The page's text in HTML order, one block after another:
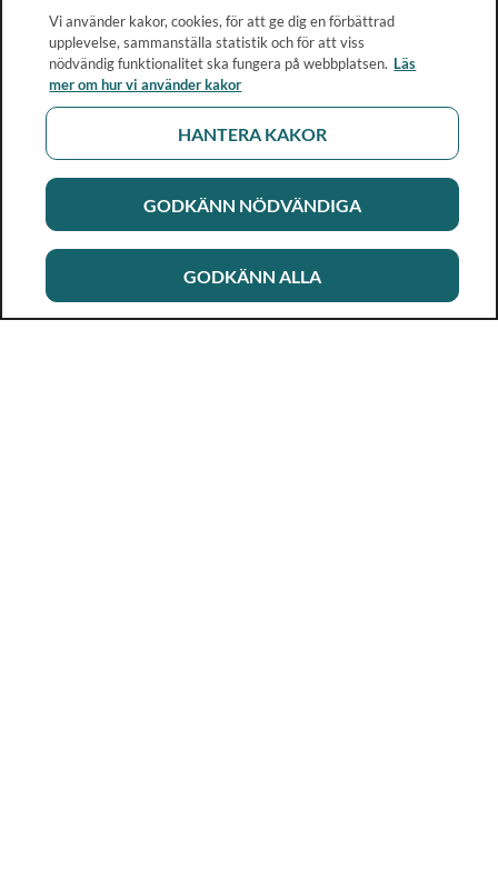
Vi använder kakor, cookies, för att ge dig en förbättrad
upplevelse, sammanställa statistik och för att viss
nödvändig funktionalitet ska fungera på webbplatsen. Läs
mer om hur vi använder kakor
HANTERA KAKOR
GODKÄNN NÖDVÄNDIGA
GODKÄNN ALLA